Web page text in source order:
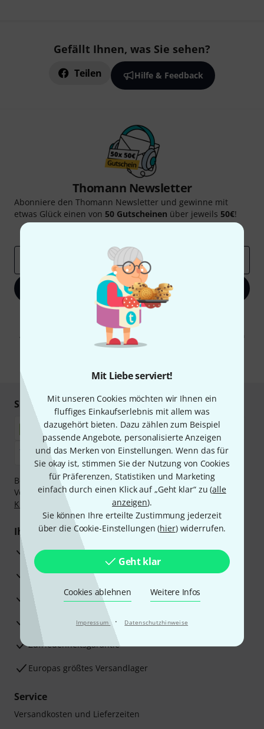
Mit Liebe serviert!
Mit unseren Cookies möchten wir Ihnen ein
fluffiges Einkaufserlebnis mit allem was
dazugehört bieten. Dazu zählen zum Beispiel
passende Angebote, personalisierte Anzeigen
und das Merken von Einstellungen. Wenn das für
Sie okay ist, stimmen Sie der Nutzung von Cookies
für Präferenzen, Statistiken und Marketing
einfach durch einen Klick auf „Geht klar“ zu (alle
anzeigen).
Sie können Ihre erteilte Zustimmung jederzeit
über die Cookie-Einstellungen (hier) widerrufen.
Geht klar
Cookies ablehnen Weitere Infos
Impressum · Datenschutzhinweise
Gefällt Ihnen, was Sie sehen?
Teilen Hilfe & Feedback
Thomann Newsletter
Abonniere den Thomann Newsletter und gewinne mit
etwas Glück einen von 50 Gutscheinen über jeweils 50€!
Thomann Insights
Jetzt anmelden
Mit Klick auf „Jetzt anmelden“ stimmen Sie dem Erhalt von E-Mail-
Werbung und einer Messung des E-Mail-Nutzungsverhaltens zu. Die
Abmeldung ist jederzeit möglich. Weitere Informationen finden Sie in
unserenDatenschutzhinweisen
Sicher einkaufen & bezahlen
Bezahlen Sie vertraulich und sicher per Nachnahme,
Vorkasse, PayPal, Amazon Pay,Klarna Sofort bezahlen
Klarna Ratenzahlung
oder Kreditkarte.
Ihre Vorteile
3 Jahre Thomann Garantie
30 Tage Money-Back-Garantie
Reparaturservice
Beratung durch Fachexperten
Zufriedenheitsgarantie
Europas größtes Versandlager
Service
Versandkosten und Lieferzeiten